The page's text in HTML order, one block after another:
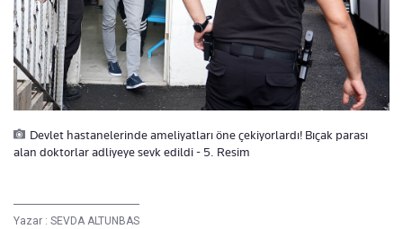
Devlet hastanelerinde ameliyatları öne çekiyorlardı! Bıçak parası
alan doktorlar adliyeye sevk edildi - 5. Resim
Yazar : SEVDA ALTUNBAS